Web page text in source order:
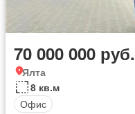
70 000 000 руб.
Ялта
8 кв.м
Офис